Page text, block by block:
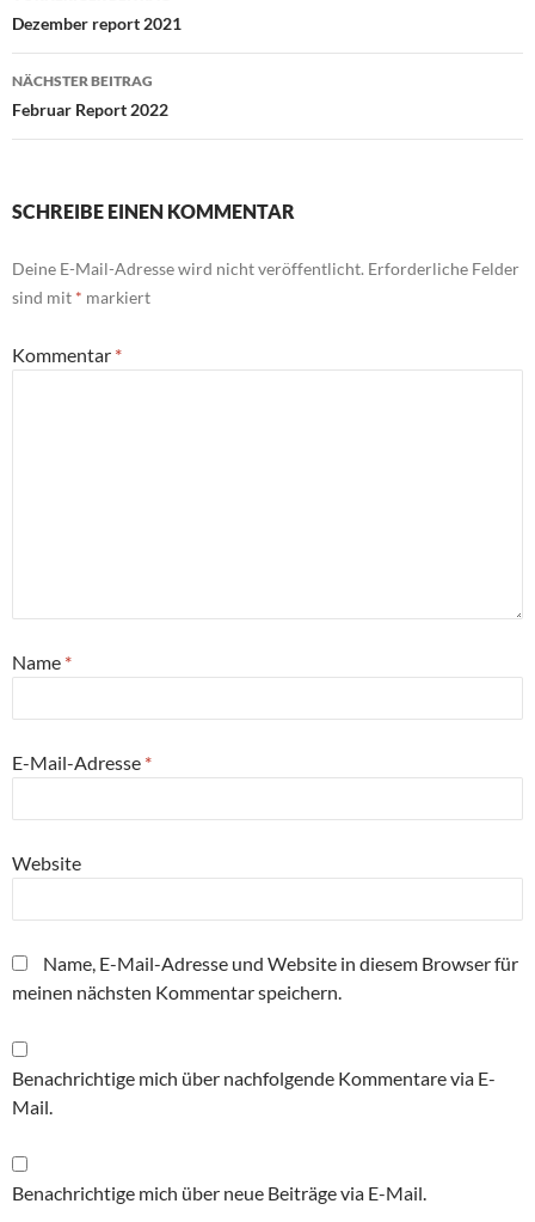
Dezember report 2021
NÄCHSTER BEITRAG
Februar Report 2022
SCHREIBE EINEN KOMMENTAR
Deine E-Mail-Adresse wird nicht veröffentlicht. Erforderliche Felder
sind mit * markiert
Kommentar *
Name *
E-Mail-Adresse *
Website
Name, E-Mail-Adresse und Website in diesem Browser für
meinen nächsten Kommentar speichern.
Benachrichtige mich über nachfolgende Kommentare via E-
Mail.
Benachrichtige mich über neue Beiträge via E-Mail.